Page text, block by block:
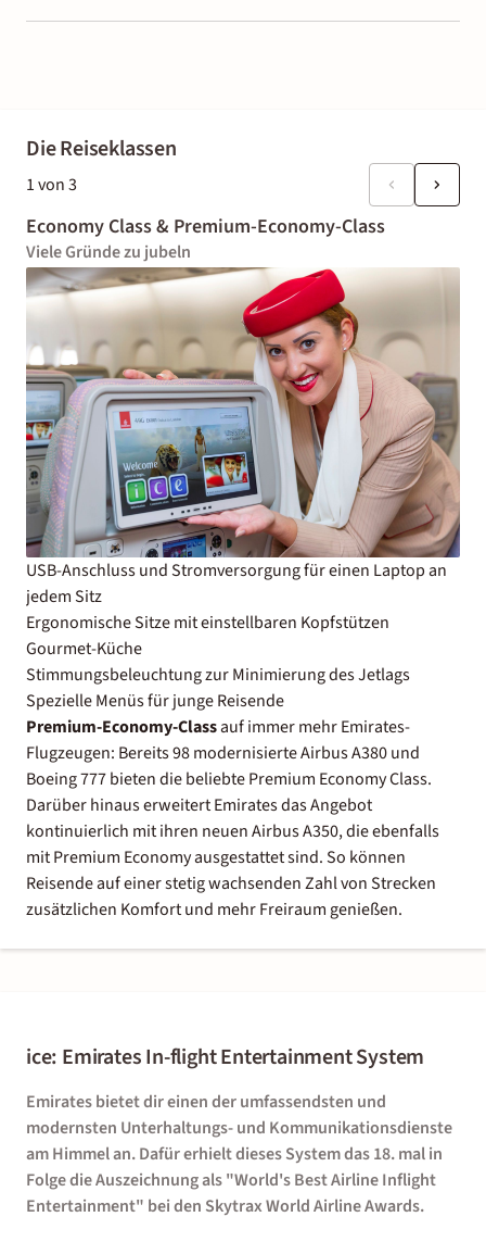
Die Reiseklassen
1von3
Economy Class & Premium-Economy-Class
Viele Gründe zu jubeln
USB-Anschluss und Stromversorgung für einen Laptop an
jedem Sitz
Ergonomische Sitze mit einstellbaren Kopfstützen
Gourmet-Küche
Stimmungsbeleuchtung zur Minimierung des Jetlags
Spezielle Menüs für junge Reisende
Premium-Economy-Classauf immer mehr Emirates-
Flugzeugen: Bereits 98 modernisierte Airbus A380 und
Boeing 777 bieten die beliebte Premium Economy Class.
Darüber hinaus erweitert Emirates das Angebot
kontinuierlich mit ihren neuen Airbus A350, die ebenfalls
mit Premium Economy ausgestattet sind. So können
Reisende auf einer stetig wachsenden Zahl von Strecken
zusätzlichen Komfort und mehr Freiraum genießen.
ice: Emirates In-flight Entertainment System
Emirates bietet dir einen der umfassendsten und
modernsten Unterhaltungs- und Kommunikationsdienste
am Himmel an. Dafür erhielt dieses System das 18. mal in
Folge die Auszeichnung als "World's Best Airline Inflight
Entertainment" bei den Skytrax World Airline Awards.